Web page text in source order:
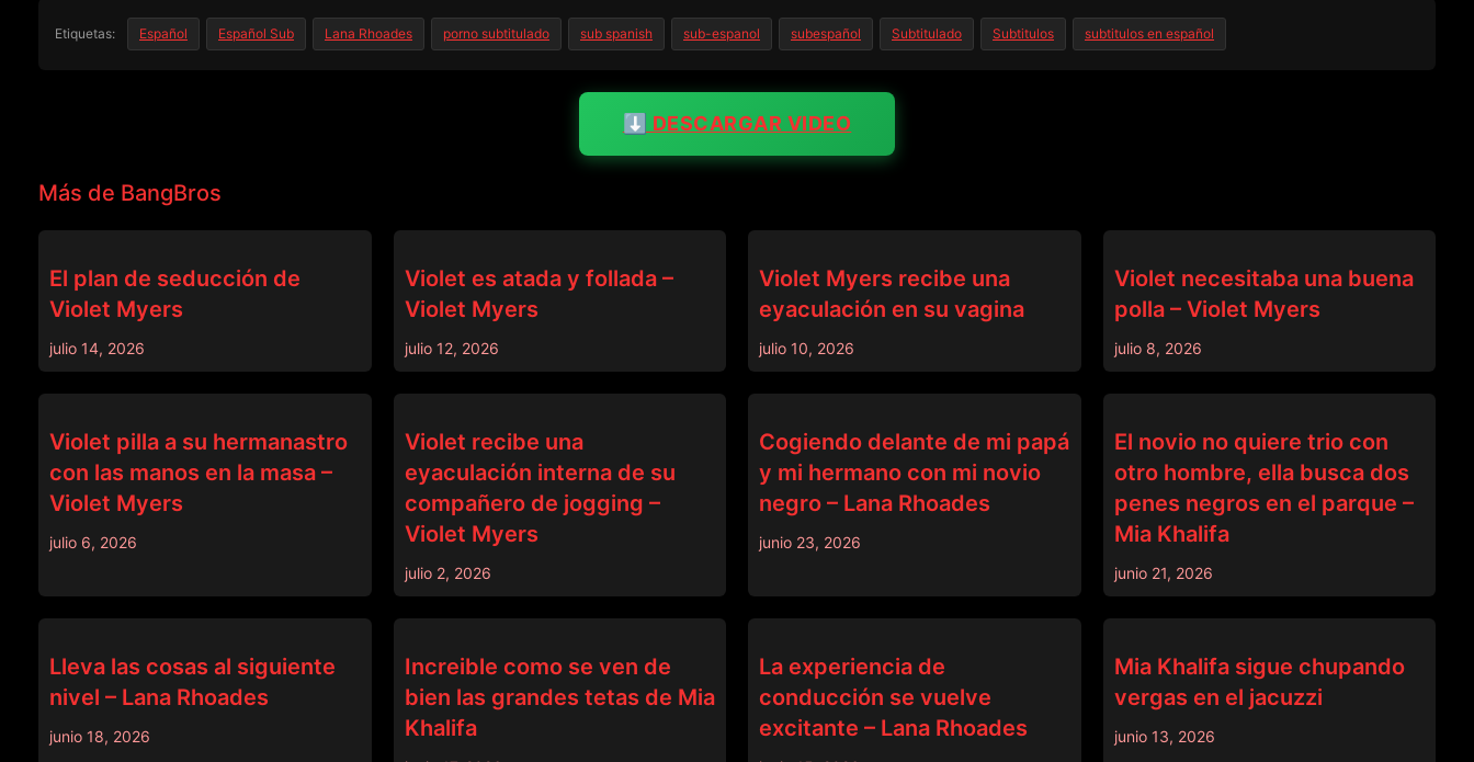
Etiquetas: Español Español Sub Lana Rhoades porno subtitulado sub spanish sub-espanol subespañol Subtitulado Subtitulos subtitulos en español
⬇️ DESCARGAR VIDEO
Más de BangBros
El plan de seducción de
Violet Myers
julio 14, 2026
Violet es atada y follada –
Violet Myers
julio 12, 2026
Violet Myers recibe una
eyaculación en su vagina
julio 10, 2026
Violet necesitaba una buena
polla – Violet Myers
julio 8, 2026
Violet pilla a su hermanastro
con las manos en la masa –
Violet Myers
julio 6, 2026
Violet recibe una
eyaculación interna de su
compañero de jogging –
Violet Myers
julio 2, 2026
Cogiendo delante de mi papá
y mi hermano con mi novio
negro – Lana Rhoades
junio 23, 2026
El novio no quiere trio con
otro hombre, ella busca dos
penes negros en el parque –
Mia Khalifa
junio 21, 2026
Lleva las cosas al siguiente
nivel – Lana Rhoades
junio 18, 2026
Increible como se ven de
bien las grandes tetas de Mia
Khalifa
La experiencia de
conducción se vuelve
excitante – Lana Rhoades
Mia Khalifa sigue chupando
vergas en el jacuzzi
junio 13, 2026